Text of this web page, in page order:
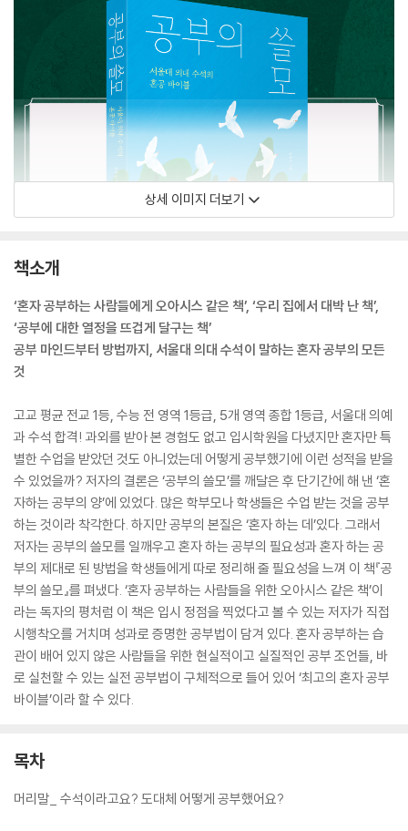
상세 이미지 더보기
책소개
‘혼자 공부하는 사람들에게 오아시스 같은 책’, ‘우리 집에서 대박 난 책’,
‘공부에 대한 열정을 뜨겁게 달구는 책’
공부 마인드부터 방법까지, 서울대 의대 수석이 말하는 혼자 공부의 모든
것
고교 평균 전교 1등, 수능 전 영역 1등급, 5개 영역 종합 1등급, 서울대 의예
과 수석 합격! 과외를 받아 본 경험도 없고 입시학원을 다녔지만 혼자만 특
별한 수업을 받았던 것도 아니었는데 어떻게 공부했기에 이런 성적을 받을
수 있었을까? 저자의 결론은 ‘공부의 쓸모’를 깨달은 후 단기간에 해 낸 ‘혼
자하는 공부의 양’에 있었다. 많은 학부모나 학생들은 수업 받는 것을 공부
하는 것이라 착각한다. 하지만 공부의 본질은 ‘혼자 하는 데’있다. 그래서
저자는 공부의 쓸모를 일깨우고 혼자 하는 공부의 필요성과 혼자 하는 공
부의 제대로 된 방법을 학생들에게 따로 정리해 줄 필요성을 느껴 이 책『공
부의 쓸모』를 펴냈다. ‘혼자 공부하는 사람들을 위한 오아시스 같은 책’이
라는 독자의 평처럼 이 책은 입시 정점을 찍었다고 볼 수 있는 저자가 직접
시행착오를 거치며 성과로 증명한 공부법이 담겨 있다. 혼자 공부하는 습
관이 배어 있지 않은 사람들을 위한 현실적이고 실질적인 공부 조언들, 바
로 실천할 수 있는 실전 공부법이 구체적으로 들어 있어 ‘최고의 혼자 공부
바이블’이라 할 수 있다.
목차
머리말_ 수석이라고요? 도대체 어떻게 공부했어요?